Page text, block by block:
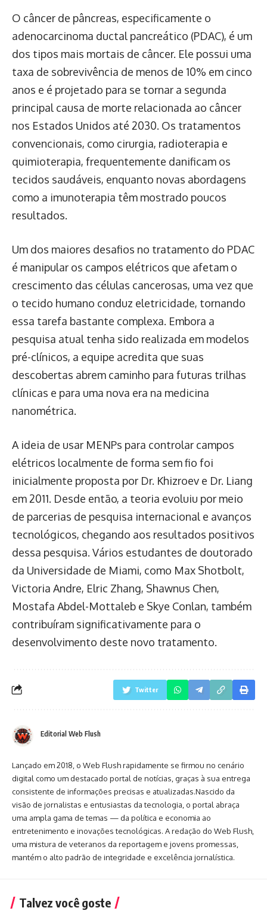
O câncer de pâncreas, especificamente o
adenocarcinoma ductal pancreático (PDAC), é um
dos tipos mais mortais de câncer. Ele possui uma
taxa de sobrevivência de menos de 10% em cinco
anos e é projetado para se tornar a segunda
principal causa de morte relacionada ao câncer
nos Estados Unidos até 2030. Os tratamentos
convencionais, como cirurgia, radioterapia e
quimioterapia, frequentemente danificam os
tecidos saudáveis, enquanto novas abordagens
como a imunoterapia têm mostrado poucos
resultados.
Um dos maiores desafios no tratamento do PDAC
é manipular os campos elétricos que afetam o
crescimento das células cancerosas, uma vez que
o tecido humano conduz eletricidade, tornando
essa tarefa bastante complexa. Embora a
pesquisa atual tenha sido realizada em modelos
pré-clínicos, a equipe acredita que suas
descobertas abrem caminho para futuras trilhas
clínicas e para uma nova era na medicina
nanométrica.
A ideia de usar MENPs para controlar campos
elétricos localmente de forma sem fio foi
inicialmente proposta por Dr. Khizroev e Dr. Liang
em 2011. Desde então, a teoria evoluiu por meio
de parcerias de pesquisa internacional e avanços
tecnológicos, chegando aos resultados positivos
dessa pesquisa. Vários estudantes de doutorado
da Universidade de Miami, como Max Shotbolt,
Victoria Andre, Elric Zhang, Shawnus Chen,
Mostafa Abdel-Mottaleb e Skye Conlan, também
contribuíram significativamente para o
desenvolvimento deste novo tratamento.
Twitter
Editorial Web Flush
Lançado em 2018, o Web Flush rapidamente se firmou no cenário
digital como um destacado portal de notícias, graças à sua entrega
consistente de informações precisas e atualizadas.Nascido da
visão de jornalistas e entusiastas da tecnologia, o portal abraça
uma ampla gama de temas — da política e economia ao
entretenimento e inovações tecnológicas. A redação do Web Flush,
uma mistura de veteranos da reportagem e jovens promessas,
mantém o alto padrão de integridade e excelência jornalística.
Talvez você goste